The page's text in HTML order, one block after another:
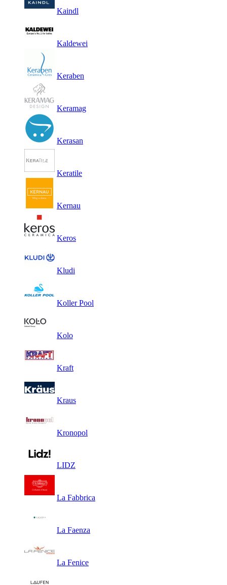
Kaindl
Kaldewei
Keraben
Keramag
Kerasan
Keratile
Kernau
Keros
Kludi
Koller Pool
Kolo
Kraft
Kraus
Kronopol
LIDZ
La Fabbrica
La Faenza
La Fenice